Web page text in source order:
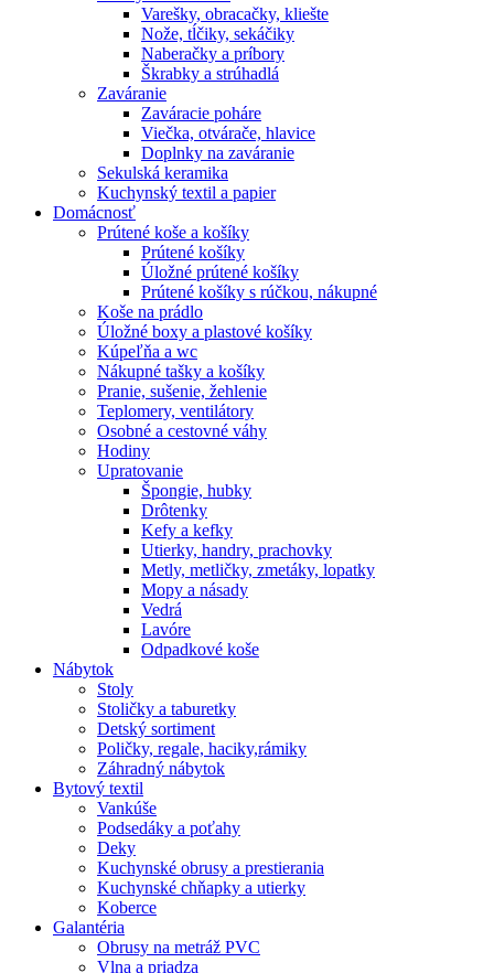
Varešky, obracačky, kliešte
Nože, tĺčiky, sekáčiky
Naberačky a príbory
Škrabky a strúhadlá
Zaváranie
Zaváracie poháre
Viečka, otvárače, hlavice
Doplnky na zaváranie
Sekulská keramika
Kuchynský textil a papier
Domácnosť
Prútené koše a košíky
Prútené košíky
Úložné prútené košíky
Prútené košíky s rúčkou, nákupné
Koše na prádlo
Úložné boxy a plastové košíky
Kúpeľňa a wc
Nákupné tašky a košíky
Pranie, sušenie, žehlenie
Teplomery, ventilátory
Osobné a cestovné váhy
Hodiny
Upratovanie
Špongie, hubky
Drôtenky
Kefy a kefky
Utierky, handry, prachovky
Metly, metličky, zmetáky, lopatky
Mopy a násady
Vedrá
Lavóre
Odpadkové koše
Nábytok
Stoly
Stoličky a taburetky
Detský sortiment
Poličky, regale, haciky,rámiky
Záhradný nábytok
Bytový textil
Vankúše
Podsedáky a poťahy
Deky
Kuchynské obrusy a prestierania
Kuchynské chňapky a utierky
Koberce
Galantéria
Obrusy na metráž PVC
Vlna a priadza